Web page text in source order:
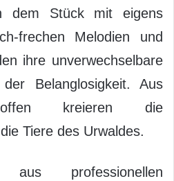
dem Stück mit eigens
frechen Melodien und
ihre unverwechselbare
Belanglosigkeit. Aus
kreieren die
Tiere des Urwaldes.
professionellen